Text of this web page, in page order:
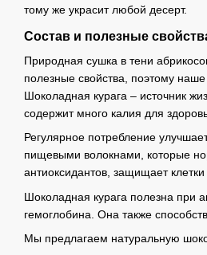
тому же украсит любой десерт.
Состав и полезные
Природная сушка в тени
полезные свойства, поэтому наше
Шоколадная курага – источник
содержит много калия для
Регулярное потребление
пищевыми волокнами, которые
антиоксидантов, защищает
Шоколадная курага полезна при
гемоглобина. Она также
Мы предлагаем натуральную